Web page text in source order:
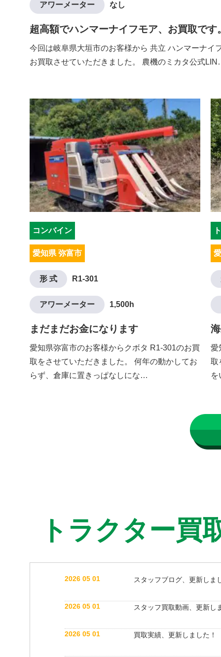
アワーメーター なし
超高額でハンマーナイフモア、お買取です
今回は岐阜県大垣市のお客様から 共立 ハンマーナイ
お買取させていただきました。 農機のミカタ公式
コンバイン
愛知県 弥富市
形 式 R1-301
アワーメーター 1,500h
まだまだお金になります
愛知県弥富市のお客様からクボタ R1-301のお買
取をさせていただきました。 何年の動かしてお
らず、倉庫に置きっぱなしにな…
愛
取
トラクター買
2026 05 01 スタッフブログ、更新しま
2026 05 01 スタッフ買取動画、更新し
2026 05 01 買取実績、更新しました！